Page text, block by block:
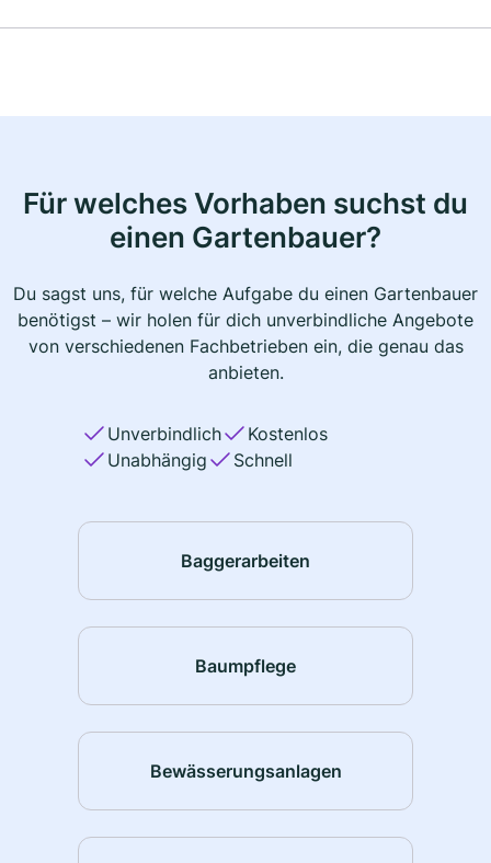
Für welches Vorhaben suchst du
einen Gartenbauer?
Du sagst uns, für welche Aufgabe du einen Gartenbauer
benötigst – wir holen für dich unverbindliche Angebote
von verschiedenen Fachbetrieben ein, die genau das
anbieten.
Unverbindlich
Kostenlos
Unabhängig
Schnell
Baggerarbeiten
Baumpflege
Bewässerungsanlagen